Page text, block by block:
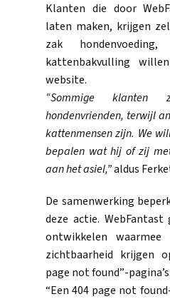
Klanten die door
laten maken, krijgen
zak
kattenbakvulling
website.
“Sommige
hondenvrienden, terwijl
kattenmensen zijn. We
bepalen wat hij of zij
aan het asiel,”aldus
De samenwerking
deze actie.
ontwikkelen waarmee
zichtbaarheid krijgen
page not found”-pagina’s.
“Een 404 page not